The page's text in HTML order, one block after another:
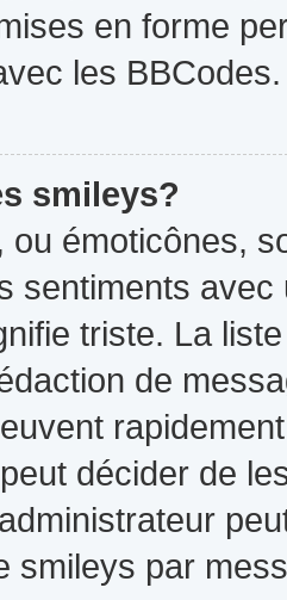
en forme
les BBCodes.
smileys?
ou émoticônes,
sentiments
triste. La
de
décider de
smileys par